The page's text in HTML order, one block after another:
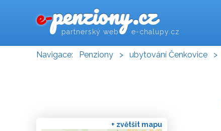
e-penziony.cz
partnerský web e-chalupy.cz
Navigace: Penziony > ubytování Čenkovice >
+ zvětšit mapu